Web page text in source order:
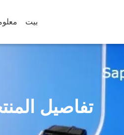
بيت
تفاصيل